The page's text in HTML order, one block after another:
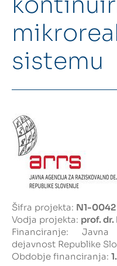
sistemu
Šifra projekta: N1-0042
Vodja projekta: prof. dr.
Financiranje: Javna
dejavnost Republike
Obdobje financiranja: